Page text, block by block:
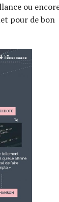
ou
pour de bon